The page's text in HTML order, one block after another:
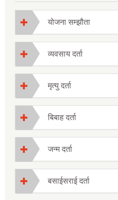
योजना सम्झौता
व्यवसाय दर्ता
मृत्यु दर्ता
बिबाह दर्ता
जन्म दर्ता
बसाईसराई दर्ता